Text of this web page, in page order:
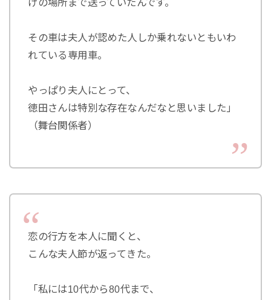
げの場所まで送っていたんです。
その車は夫人が認めた人しか乗れないともいわ
れている専用車。
やっぱり夫人にとって、
徳田さんは特別な存在なんだなと思いました」
（舞台関係者）
恋の行方を本人に聞くと、
こんな夫人節が返ってきた。
「私には10代から80代まで、